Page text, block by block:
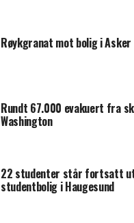
Røykgranat mot bolig i Asker
Rundt 67.000 evakuert fra
Washington
22 studenter står fortsatt
studentbolig i Haugesund